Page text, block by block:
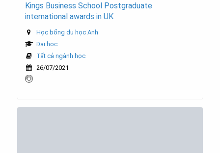
Kings Business School Postgraduate
international awards in UK
Học bổng du học Anh
Đại học
Tất cả ngành học
26/07/2021